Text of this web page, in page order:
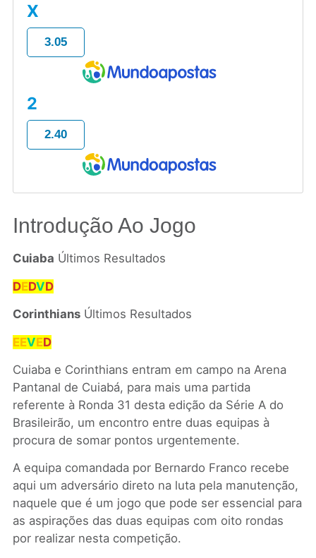
X
3.05
2
2.40
Introdução Ao Jogo
Cuiaba Últimos Resultados
DEDVD
CorinthiansÚltimos Resultados
EEVED
Cuiaba e Corinthians entram em campo na Arena
Pantanal de Cuiabá, para mais uma partida
referente à Ronda 31 desta edição da Série A do
Brasileirão, um encontro entre duas equipas à
procura de somar pontos urgentemente.
A equipa comandada por Bernardo Franco recebe
aqui um adversário direto na luta pela manutenção,
naquele que é um jogo que pode ser essencial para
as aspirações das duas equipas com oito rondas
por realizar nesta competição.